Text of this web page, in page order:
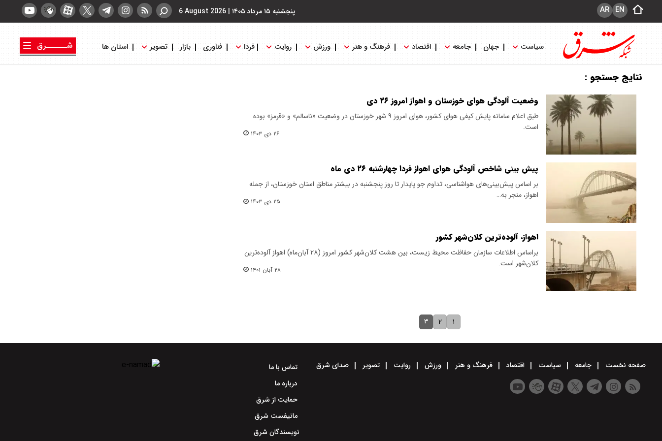
پنجشنبه ۱۵ مرداد ۱۴۰۵ |
6 August 2026 EN
AR
سیاست جهان جامعه اقتصاد فرهنگ و هنر ورزش روایت فردا فناوری بازار تصویر استان ها
شــــــرق
نتایج جستجو :
وضعیت آلودگی هوای خوزستان و اهواز امروز ۲۶ دی
طبق اعلام سامانه پایش کیفی هوای کشور، هوای امروز ۹ شهر خوزستان در وضعیت «ناسالم» و «قرمز» بوده
است.
۲۶ دی ۱۴۰۳
پیش بینی شاخص آلودگی هوای اهواز فردا چهارشنبه ۲۶ دی ماه
بر اساس پیش‌بینی‌های هواشناسی، تداوم جو پایدار تا روز پنجشنبه در بیشتر مناطق استان خوزستان، از جمله
اهواز، منجر به…
۲۵ دی ۱۴۰۳
اهواز، آلوده‌ترین کلان‌شهر کشور
براساس اطلاعات سازمان حفاظت محیط زیست، بین هشت کلان‌شهر کشور امروز (۲۸ آبان‌ماه) اهواز آلوده‌ترین
کلان‌شهر است.
۲۸ آبان ۱۴۰۱
۱ ۲ ۳
صفحه نخست جامعه سیاست اقتصاد فرهنگ و هنر ورزش روایت تصویر صدای شرق
تماس با ما
درباره ما
حمایت از شرق
مانیفست شرق
نویسندگان شرق